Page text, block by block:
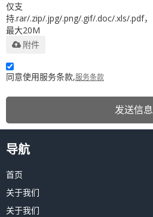
仅支
持.rar/.zip/.jpg/.png/.gif/.doc/.xls/.pdf，
最大20M
附件
同意使用服务条款,服务条款
发送信息
导航
首页
关于我们
关于我们